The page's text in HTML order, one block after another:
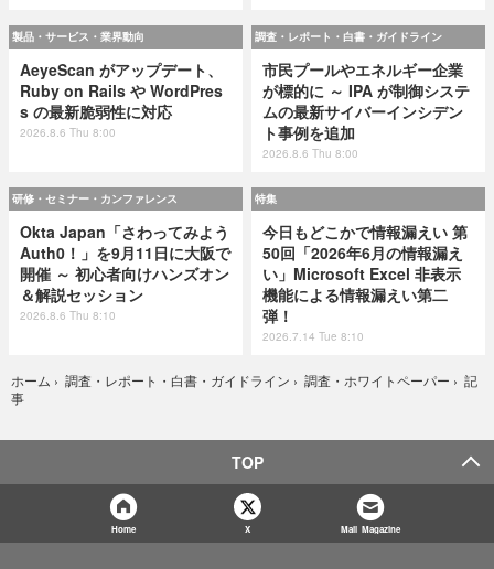
製品・サービス・業界動向
AeyeScan がアップデート、
Ruby on Rails や WordPres
s の最新脆弱性に対応
2026.8.6 Thu 8:00
調査・レポート・白書・ガイドライン
市民プールやエネルギー企業
が標的に ～ IPA が制御システ
ムの最新サイバーインシデン
ト事例を追加
2026.8.6 Thu 8:00
研修・セミナー・カンファレンス
Okta Japan「さわってみよう
Auth0！」を9月11日に大阪で
開催 ～ 初心者向けハンズオン
＆解説セッション
2026.8.6 Thu 8:10
特集
今日もどこかで情報漏えい 第
50回「2026年6月の情報漏え
い」Microsoft Excel 非表示
機能による情報漏えい第二
弾！
2026.7.14 Tue 8:10
ホーム › 調査・レポート・白書・ガイドライン › 調査・ホワイトペーパー › 記
事
TOP
Home X Mail Magazine